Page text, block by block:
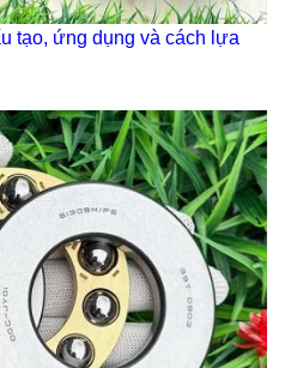
tạo, ứng dụng và cách lựa